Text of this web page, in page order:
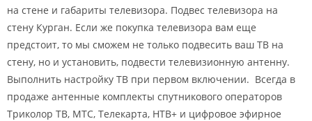
на стене и габариты телевизора. Подвес телевизора на
стену Курган. Если же покупка телевизора вам еще
предстоит, то мы сможем не только подвесить ваш ТВ на
стену, но и установить, подвести телевизионную антенну.
Выполнить настройку ТВ при первом включении. Всегда в
продаже антенные комплекты спутникового операторов
Триколор ТВ, МТС, Телекарта, НТВ+ и цифровое эфирное